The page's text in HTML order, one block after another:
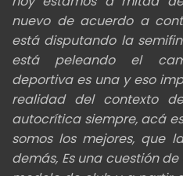
nuevo de acuerdo a
está disputando la
está peleando el
deportiva es una y eso
realidad del contexto
autocrítica siempre, acá
somos los mejores, que
demás, Es una cuestión